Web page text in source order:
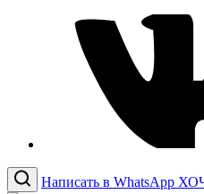
Написать в WhatsApp